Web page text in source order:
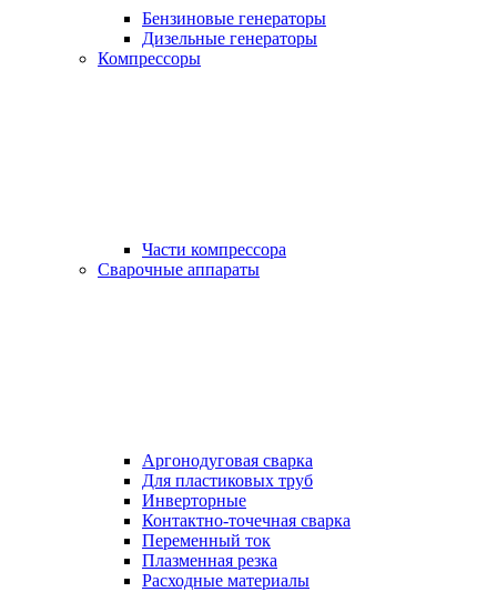
Бензиновые генераторы
Дизельные генераторы
Компрессоры
Части компрессора
Сварочные аппараты
Аргонодуговая сварка
Для пластиковых труб
Инверторные
Контактно-точечная сварка
Переменный ток
Плазменная резка
Расходные материалы